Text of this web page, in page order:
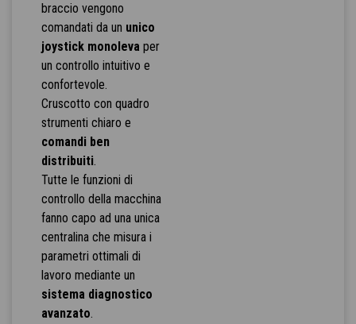
braccio vengono
comandati da un unico
joystick monoleva per
un controllo intuitivo e
confortevole.
Cruscotto con quadro
strumenti chiaro e
comandi ben
distribuiti.
Tutte le funzioni di
controllo della macchina
fanno capo ad una unica
centralina che misura i
parametri ottimali di
lavoro mediante un
sistema diagnostico
avanzato.